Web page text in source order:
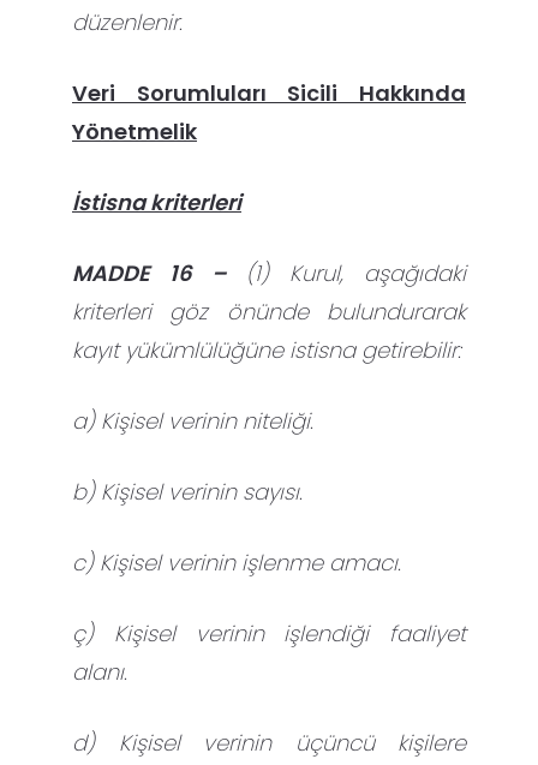
düzenlenir.
Veri Sorumluları Sicili Hakkında
Yönetmelik
İstisna kriterleri
MADDE 16 –(1) Kurul, aşağıdaki
kriterleri göz önünde bulundurarak
kayıt yükümlülüğüne istisna getirebilir:
a) Kişisel verinin niteliği.
b) Kişisel verinin sayısı.
c) Kişisel verinin işlenme amacı.
ç) Kişisel verinin işlendiği faaliyet
alanı.
d) Kişisel verinin üçüncü kişilere